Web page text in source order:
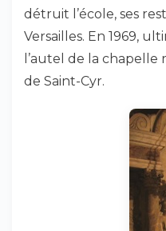
détruit l’école, ses
Versailles. En 1969,
l’autel de la
de Saint-Cyr.